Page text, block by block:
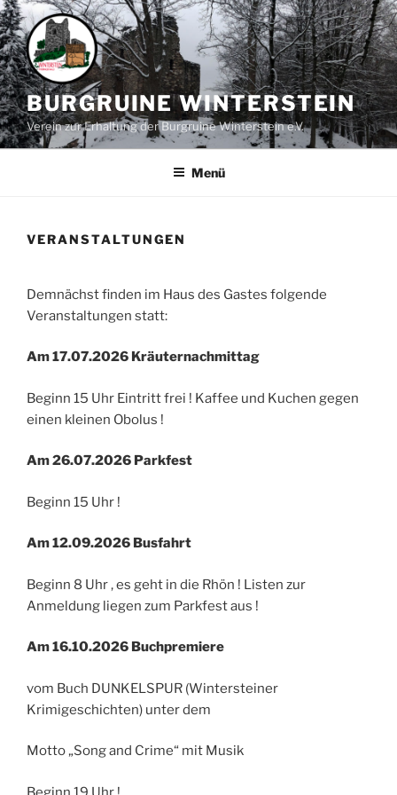
Zum
Inhalt
springen
BURGRUINE WINTERSTEIN
Verein zur Erhaltung der Burgruine Winterstein e.V.
Menü
VERANSTALTUNGEN
Demnächst finden im Haus des Gastes folgende
Veranstaltungen statt:
Am 17.07.2026 Kräuternachmittag
Beginn 15 Uhr Eintritt frei ! Kaffee und Kuchen gegen
einen kleinen Obolus !
Am 26.07.2026 Parkfest
Beginn 15 Uhr !
Am 12.09.2026 Busfahrt
Beginn 8 Uhr , es geht in die Rhön ! Listen zur
Anmeldung liegen zum Parkfest aus !
Am 16.10.2026 Buchpremiere
vom Buch DUNKELSPUR (Wintersteiner
Krimigeschichten) unter dem
Motto „Song and Crime“ mit Musik